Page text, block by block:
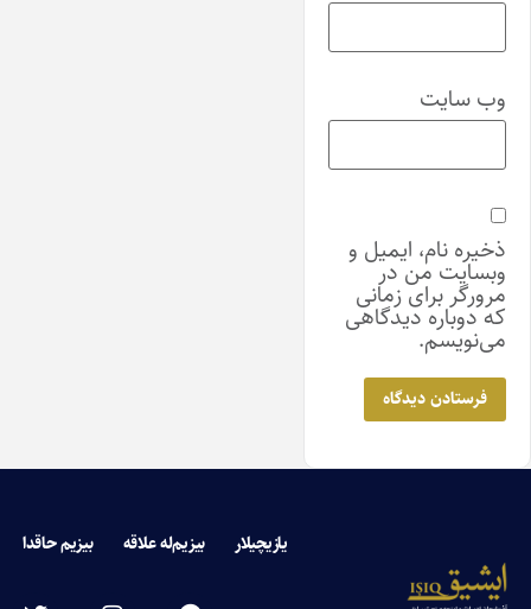
وب‌ سایت
ذخیره نام، ایمیل و
وبسایت من در
مرورگر برای زمانی
که دوباره دیدگاهی
می‌نویسم.
یازیچیلار بیزیم‌له علاقه بیزیم حاقدا